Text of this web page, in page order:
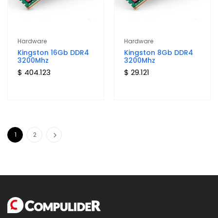
Hardware
Kingston 16Gb DDR4
3200Mhz
$ 404.123
Hardware
Kingston 8Gb DDR4
3200Mhz
$ 29.121
1 2